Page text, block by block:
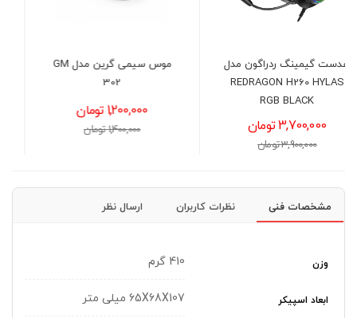
302
1,400,000 تومان
BlackShark V2 X
13,200,000 تومان
13,500,000 تومان
مشخصات فنی نظرات کاربران ارسال نظر
وزن 410 گرم
ابعاد اسپیکر 65X68X107 میلی متر